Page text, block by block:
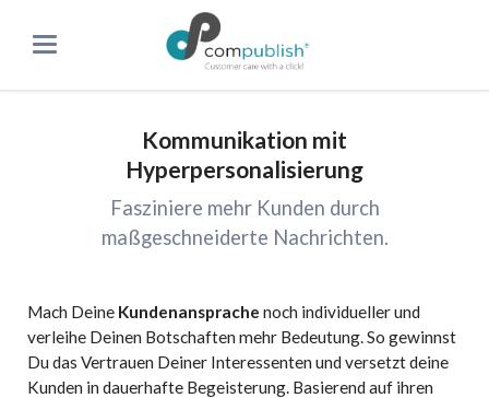
Kommunikation mit
Hyperpersonalisierung
Fasziniere mehr Kunden durch
maßgeschneiderte Nachrichten.
Mach Deine Kundenansprache noch individueller und
verleihe Deinen Botschaften mehr Bedeutung. So gewinnst
Du das Vertrauen Deiner Interessenten und versetzt deine
Kunden in dauerhafte Begeisterung. Basierend auf ihren